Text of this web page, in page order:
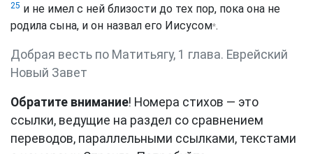
25 и не имел с ней близости до тех пор, пока она не
родила сына, и он назвал его Иисусом*.
Добрая весть по Матитьягу, 1 глава. Еврейский
Новый Завет
Обратите внимание! Номера стихов — это
ссылки, ведущие на раздел со сравнением
переводов, параллельными ссылками, текстами